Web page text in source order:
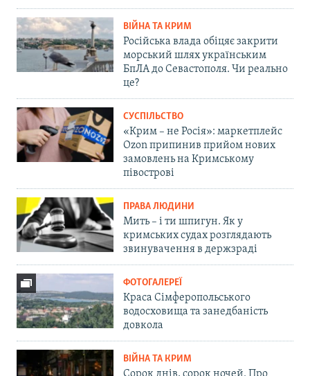
ВІЙНА ТА КРИМ
Російська влада обіцяє закрити
морський шлях українським
БпЛА до Севастополя. Чи реально
це?
СУСПІЛЬСТВО
«Крим – не Росія»: маркетплейс
Ozon припинив прийом нових
замовлень на Кримському
півострові
ПРАВА ЛЮДИНИ
Мить – і ти шпигун. Як у
кримських судах розглядають
звинувачення в держзраді
ФОТОГАЛЕРЕЇ
Краса Сімферопольського
водосховища та занедбаність
довкола
ВІЙНА ТА КРИМ